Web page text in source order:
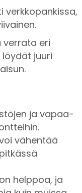
verkkopankissa,
verrata eri
juuri
ja vapaa-
vähentää
helppoa, ja